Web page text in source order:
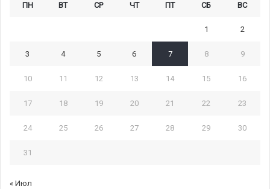
ПН ВТ СР ЧТ ПТ СБ ВС
1 2
3 4 5 6 7 8 9
10 11 12 13 14 15 16
17 18 19 20 21 22 23
24 25 26 27 28 29 30
31
« Июл